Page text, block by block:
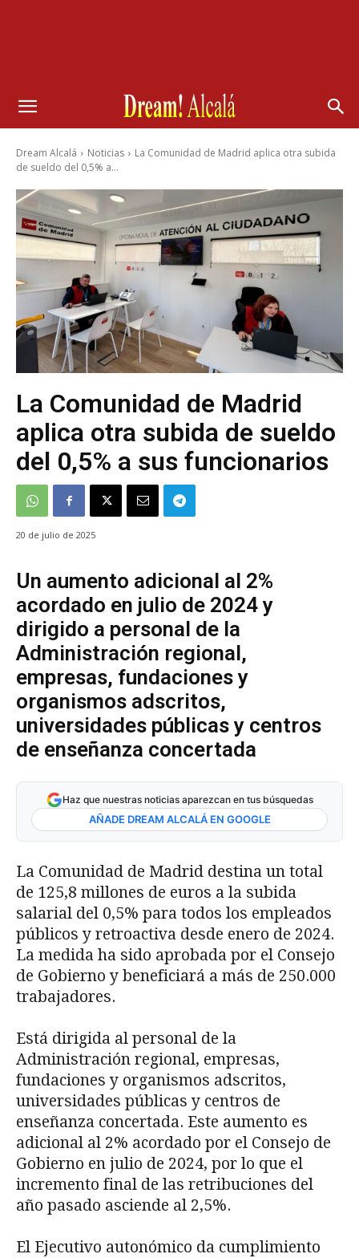
Dream Alcalá Noticias
La Comunidad de Madrid aplica otra subida
de sueldo del 0,5% a...
La Comunidad de Madrid
aplica otra subida de sueldo
del 0,5% a sus funcionarios
20 de julio de 2025
Un aumento adicional al 2%
acordado en julio de 2024 y
dirigido a personal de la
Administración regional,
empresas, fundaciones y
organismos adscritos,
universidades públicas y centros
de enseñanza concertada
Haz que nuestras noticias aparezcan en tus búsquedas
AÑADE DREAM ALCALÁ EN GOOGLE
La Comunidad de Madrid destina un total
de 125,8 millones de euros a la subida
salarial del 0,5% para todos los empleados
públicos y retroactiva desde enero de 2024.
La medida ha sido aprobada por el Consejo
de Gobierno y beneficiará a más de 250.000
trabajadores.
Está dirigida al personal de la
Administración regional, empresas,
fundaciones y organismos adscritos,
universidades públicas y centros de
enseñanza concertada. Este aumento es
adicional al 2% acordado por el Consejo de
Gobierno en julio de 2024, por lo que el
incremento final de las retribuciones del
año pasado asciende al 2,5%.
El Ejecutivo autonómico da cumplimiento